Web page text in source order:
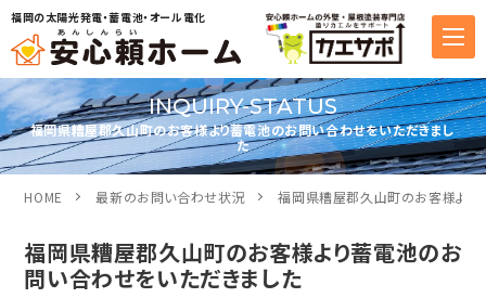
福岡の太陽光発電・蓄電池・オール電化
INQUIRY-STATUS
福岡県糟屋郡久山町のお客様より蓄電池のお問い合わせをいただきまし
た
HOME 最新のお問い合わせ状況 福岡県糟屋郡久山町のお客様より
福岡県糟屋郡久山町のお客様より蓄電池のお
問い合わせをいただきました